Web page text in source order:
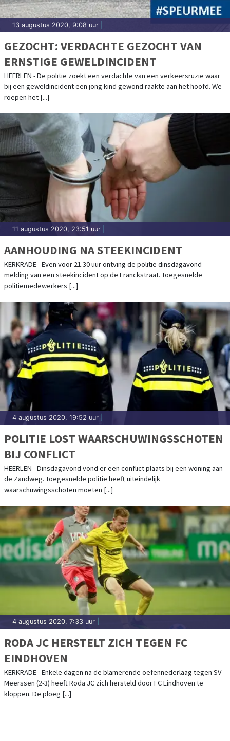
13 augustus 2020, 9:08 uur
GEZOCHT: VERDACHTE GEZOCHT VAN
ERNSTIGE GEWELDINCIDENT
HEERLEN - De politie zoekt een verdachte van een verkeersruzie waar
bij een geweldincident een jong kind gewond raakte aan het hoofd. We
roepen het [...]
11 augustus 2020, 23:51 uur
AANHOUDING NA STEEKINCIDENT
KERKRADE - Even voor 21.30 uur ontving de politie dinsdagavond
melding van een steekincident op de Franckstraat. Toegesnelde
politiemedewerkers [...]
4 augustus 2020, 19:52 uur
POLITIE LOST WAARSCHUWINGSSCHOTEN
BIJ CONFLICT
HEERLEN - Dinsdagavond vond er een conflict plaats bij een woning aan
de Zandweg. Toegesnelde politie heeft uiteindelijk
waarschuwingsschoten moeten [...]
4 augustus 2020, 7:33 uur
RODA JC HERSTELT ZICH TEGEN FC
EINDHOVEN
KERKRADE - Enkele dagen na de blamerende oefennederlaag tegen SV
Meerssen (2-3) heeft Roda JC zich hersteld door FC Eindhoven te
kloppen. De ploeg [...]